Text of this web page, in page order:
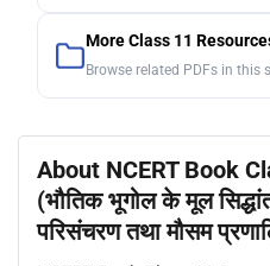
More Class 11
Browse related PDFs in this
About NCERT Book
(भौतिक भूगोल के मूल
परिसंचरण तथा मौसम